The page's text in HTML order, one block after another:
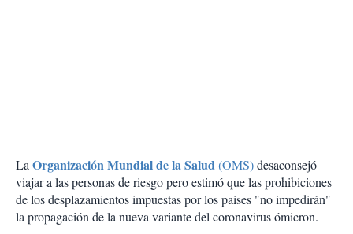
LaOrganización Mundial de la Salud(OMS)desaconsejó
viajar a las personas de riesgo pero estimó que las prohibiciones
de los desplazamientos impuestas por los países "no impedirán"
la propagación de la nueva variante del coronavirus ómicron.